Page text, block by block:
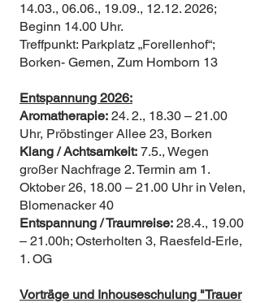
14.03., 06.06., 19.09., 12.12. 2026;
Beginn 14.00 Uhr.
Treffpunkt: Parkplatz „Forellenhof“;
Borken- Gemen, Zum Homborn 13
Entspannung 2026:
Aromatherapie: 24. 2., 18.30 – 21.00
Uhr, Pröbstinger Allee 23, Borken
Klang / Achtsamkeit: 7.5., Wegen
großer Nachfrage 2. Termin am 1.
Oktober 26, 18.00 – 21.00 Uhr in Velen,
Blomenacker 40
Entspannung / Traumreise: 28.4., 19.00
– 21.00h; Osterholten 3, Raesfeld-Erle,
1. OG
Vorträge und Inhouseschulung "Trauer